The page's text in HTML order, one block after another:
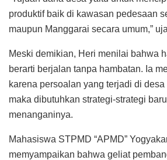
produktif baik di kawasan pedesaan
maupun Manggarai secara umum,”
Meski demikian, Heri menilai bahwa
berarti berjalan tanpa hambatan. Ia
karena persoalan yang terjadi di
maka dibutuhkan strategi-strategi
menanganinya.
Mahasiswa STPMD “APMD”
memyampaikan bahwa geliat